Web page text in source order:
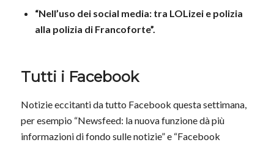
“Nell’uso dei social media: tra LOLizei e polizia
alla polizia di Francoforte”.
Tutti i Facebook
Notizie eccitanti da tutto Facebook questa settimana,
per esempio “Newsfeed: la nuova funzione dà più
informazioni di fondo sulle notizie” e “Facebook